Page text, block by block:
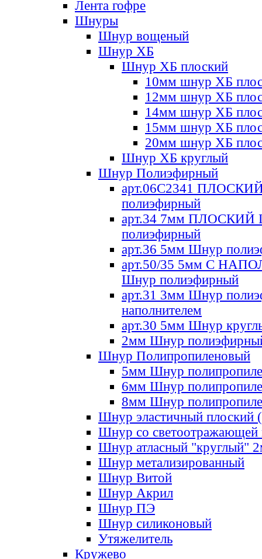
Лента гофре
Шнуры
Шнур вощеный
Шнур ХБ
Шнур ХБ плоский
10мм шнур ХБ
12мм шнур ХБ
14мм шнур ХБ
15мм шнур ХБ
20мм шнур ХБ
Шнур ХБ круглый
Шнур Полиэфирный
арт.06С2341
полиэфирный
арт.34 7мм ПЛОСКИЙ
полиэфирный
арт.36 5мм Шнур
арт.50/35 5мм С
Шнур полиэфирный
арт.31 3мм Шнур
наполнителем
арт.30 5мм Шнур
2мм Шнур
Шнур Полипропиленовый
5мм Шнур
6мм Шнур
8мм Шнур
Шнур эластичный плоский
Шнур со светоотражающей
Шнур атласный "круглый"
Шнур метализированный
Шнур Витой
Шнур Акрил
Шнур ПЭ
Шнур силиконовый
Утяжелитель
Кружево